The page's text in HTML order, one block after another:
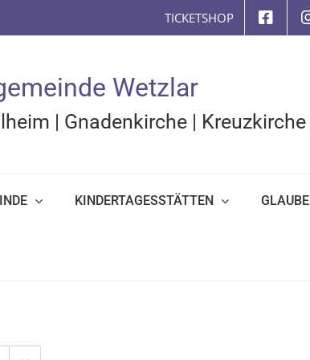
TICKETSHOP
Wetzlar
| Gnadenkirche | Kreuzkirche
KINDERTAGESSTÄTTEN GLAUBE